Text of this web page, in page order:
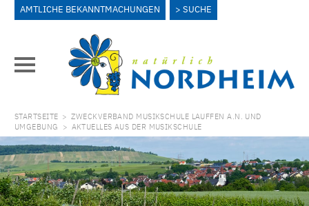
AMTLICHE BEKANNTMACHUNGEN SUCHE
STARTSEITE > ZWECKVERBAND MUSIKSCHULE LAUFFEN A.N. UND
UMGEBUNG
> AKTUELLES AUS DER MUSIKSCHULE